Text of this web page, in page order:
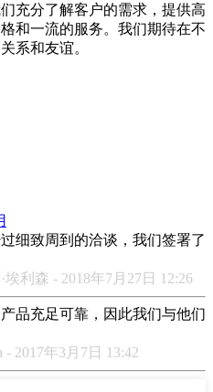
充分了解客户的需求，提供高
和一流的服务。我们期待在不
系和友谊。
细致周到的洽谈，我们签署了
利森 - 2018年7月27日 12:26
品充足可靠，因此我们与他们
2017年3月7日 13:42